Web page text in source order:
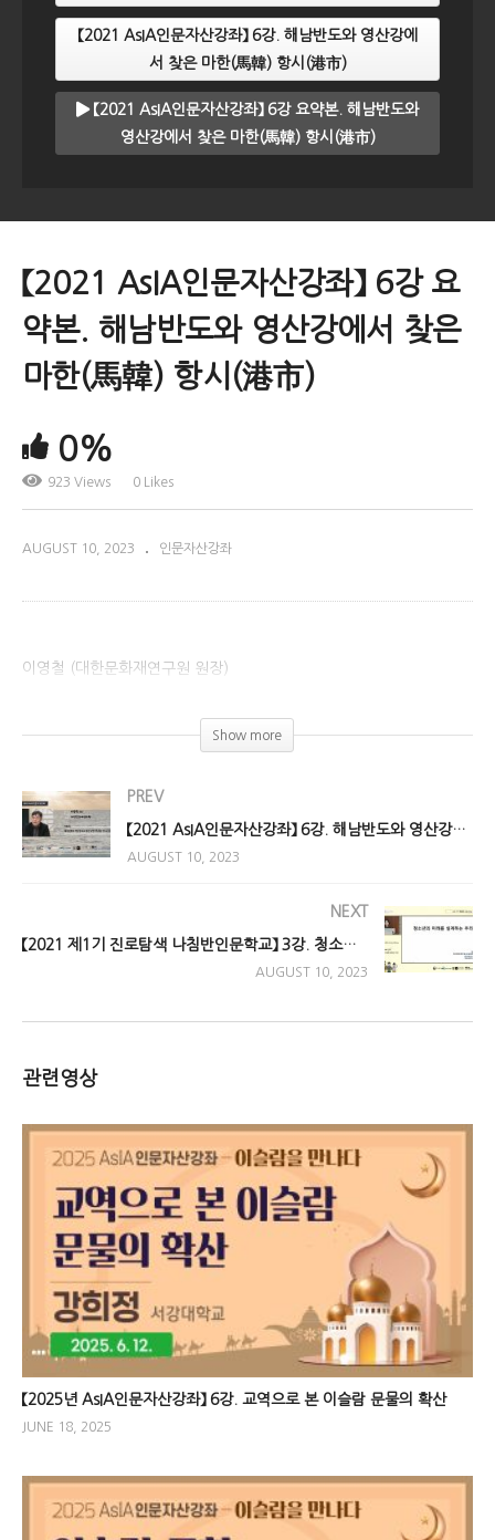
【2021 AsIA인문자산강좌】 6강. 해남반도와 영산강에
서 찾은 마한(馬韓) 항시(港市)
【2021 AsIA인문자산강좌】 6강 요약본. 해남반도와
영산강에서 찾은 마한(馬韓) 항시(港市)
【2021 AsIA인문자산강좌】 6강 요
약본. 해남반도와 영산강에서 찾은
마한(馬韓) 항시(港市)
0%
923 Views 0 Likes
AUGUST 10, 2023 인문자산강좌
이영철 (대한문화재연구원 원장)
Show more
PREV
【2021 AsIA인문자산강좌】 6강. 해남반도와 영산강에서 찾은 마한(馬韓) 항시(港市)
AUGUST 10, 2023
NEXT
【2021 제1기 진로탐색 나침반인문학교】 3강. 청소년 분야의 진로: 청소년의 미래를 설계하는 우리!
AUGUST 10, 2023
관련영상
【2025년 AsIA인문자산강좌】 6강. 교역으로 본 이슬람 문물의 확산
JUNE 18, 2025